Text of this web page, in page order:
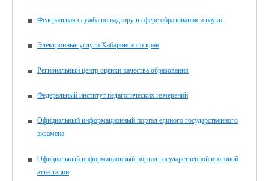
Федеральная служба по надзору в сфере образования и науки
Электронные услуги Хабаровского края
Региональный центр оценки качества образования
Федеральный институт педагогических измерений
Официальный информационный портал единого государственного
экзамена
Официальный информационный портал государственной итоговой
аттестации